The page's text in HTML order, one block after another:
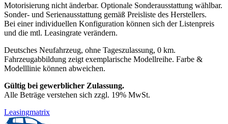
Motorisierung nicht änderbar. Optionale Sonderausstattung wählbar.
Sonder- und Serienausstattung gemäß Preisliste des Herstellers.
Bei einer individuellen Konfiguration können sich der Listenpreis
und die mtl. Leasingrate verändern.
Deutsches Neufahrzeug, ohne Tageszulassung, 0 km.
Fahrzeugabbildung zeigt exemplarische Modellreihe. Farbe &
Modelllinie können abweichen.
Gültig bei gewerblicher Zulassung.
Alle Beträge verstehen sich zzgl. 19% MwSt.
Leasingmatrix